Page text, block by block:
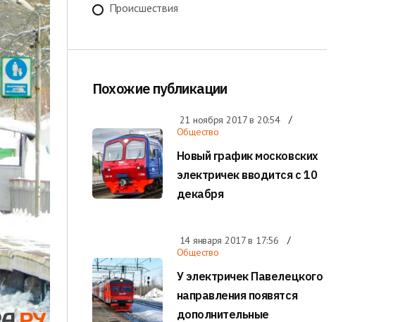
Происшествия
Похожие публикации
21 ноября 2017 в 20:54
Общество
Новый график московских
электричек вводится с 10
декабря
14 января 2017 в 17:56
Общество
У электричек Павелецкого
направления появятся
дополнительные